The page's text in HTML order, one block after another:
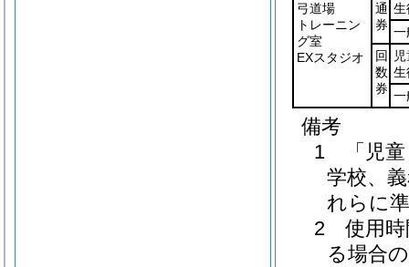
弓道場
トレーニン
グ室
EXスタジオ
通
券
生
一
回
数
券
生
一
備考
1 「児童
学校、
れらに
2 使用時
る場合